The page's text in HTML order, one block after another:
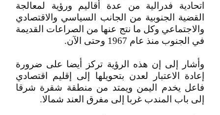
اتحادية فدرالية من عدة أقاليم ورؤية لمعالجة
القضية الجنوبية من الجانب السياسي والاقتصادي
والاجتماعي وكل ما نتج عنها من الصراعات القديمة
في الجنوب منذ عام 1967 وحتى الآن.
وأشار إلى إن هذه الرؤية تركز أيضا على ضرورة
إعادة الاعتبار لعدن بتحويلها إلى إقليم اقتصادي
فاعل يخدم اليمن ويمتد من منطقة شقرة شرقا
إلى باب المندب غربا إلى مفرق العند شمالا.